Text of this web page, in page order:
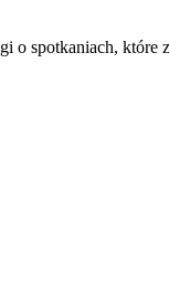
spotkaniach, które